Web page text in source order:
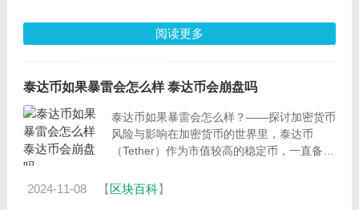
阅读更多
泰达币如果暴雷会怎么样 泰达币会崩盘吗
泰达币如果暴雷会怎么样？——探讨加密货币
风险与影响在加密货币的世界里，泰达币
（Tether）作为市值较高的稳定币，一直备受
影响呢？本文将深入
2024-11-08 【区块百科】